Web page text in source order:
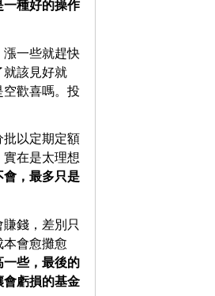
一種好的操作
漲一些就趕快
就該見好就
歡喜嗎。投
批以定期定額
在是太理想
會，最多只是
錢，差別只
會愈攤愈
一些，最後的
會虧損的基金